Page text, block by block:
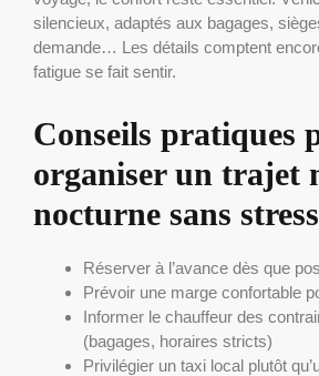
silencieux, adaptés aux bagages,
demande… Les détails comptent
fatigue se fait sentir.
Conseils pratiques
organiser un trajet
nocturne sans stress
Réserver à l’avance dès que
Prévoir une marge confortable
Informer le chauffeur des
(bagages, horaires stricts)
Privilégier un taxi local plutôt